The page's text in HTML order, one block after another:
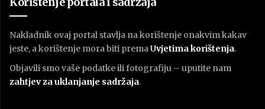
Nakladnik ovaj portal stavlja na korištenje onakvim kakav
jeste, a korištenje mora biti prema Uvjetima korištenja.
Objavili smo vaše podatke ili fotografiju – uputite nam
zahtjev za uklanjanje sadržaja.